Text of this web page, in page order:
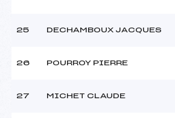
25 DECHAMBOUX JACQUES
26 POURROY PIERRE
27 MICHET CLAUDE